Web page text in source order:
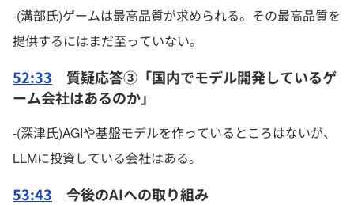
-(溝部氏)ゲームは最高品質が求められる。その最高品質を
提供するにはまだ至っていない。
52:33 質疑応答③「国内でモデル開発しているゲ
ーム会社はあるのか」
-(深津氏)AGIや基盤モデルを作っているところはないが、
LLMに投資している会社はある。
53:43 今後のAIへの取り組み